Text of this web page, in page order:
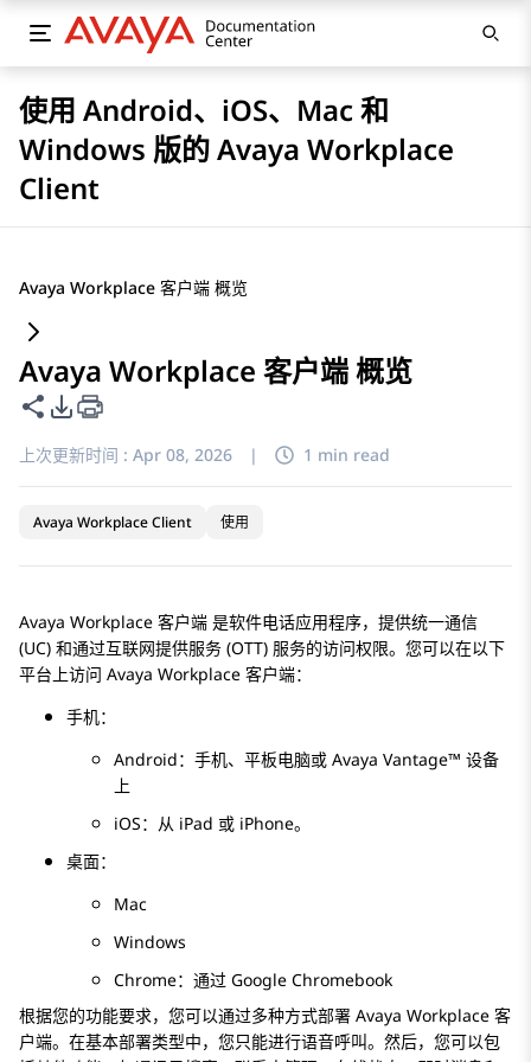
使用 Android、iOS、Mac 和
Windows 版的 Avaya Workplace
Client
Avaya Workplace 客户端 概览
Avaya Workplace 客户端 概览
共享此页面
PDF 导出选项
上次更新时间 : Apr 08, 2026 | 1 min read
Avaya Workplace Client 使用
Avaya Workplace 客户端 是软件电话应用程序，提供统一通信
(UC) 和通过互联网提供服务 (OTT) 服务的访问权限。您可以在以下
平台上访问 Avaya Workplace 客户端：
手机：
Android：手机、平板电脑或 Avaya Vantage™ 设备
上
iOS：从 iPad 或 iPhone。
桌面：
Mac
Windows
Chrome：通过 Google Chromebook
根据您的功能要求，您可以通过多种方式部署 Avaya Workplace 客
户端。在基本部署类型中，您只能进行语音呼叫。然后，您可以包